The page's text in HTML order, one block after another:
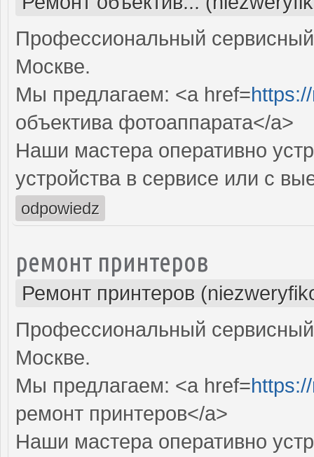
Профессиональный
Москве.
Мы предлагаем: <a href=
объектива фотоаппарата</a>
Наши мастера оперативно
устройства в сервисе или с
odpowiedz
ремонт принтеров
Ремонт принтеров
Профессиональный
Москве.
Мы предлагаем: <a href=
ремонт принтеров</a>
Наши мастера оперативно